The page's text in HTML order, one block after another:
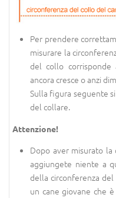
Per prendere
misurare la
del collo
ancora cresce o anzi
Sulla figura seguente
del collare.
Attenzione!
Dopo aver misurato
aggiungete niente a
della circonferenza
un cane giovane che